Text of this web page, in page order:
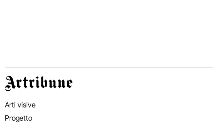
Artribune
Arti visive
Progetto